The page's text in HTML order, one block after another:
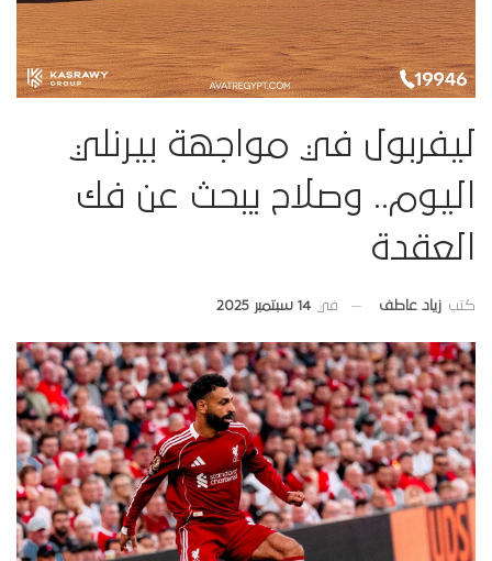
ليفربول في مواجهة بيرنلي
اليوم.. وصلاح يبحث عن فك
العقدة
كتب زياد عاطف في 14 سبتمبر 2025